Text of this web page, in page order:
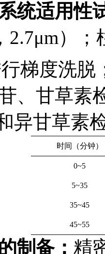
统适用性
2.7μm）；
梯度洗脱
、甘草素
异甘草素
时间（分钟）
0~5
5~35
35~45
45~55
制备： 精